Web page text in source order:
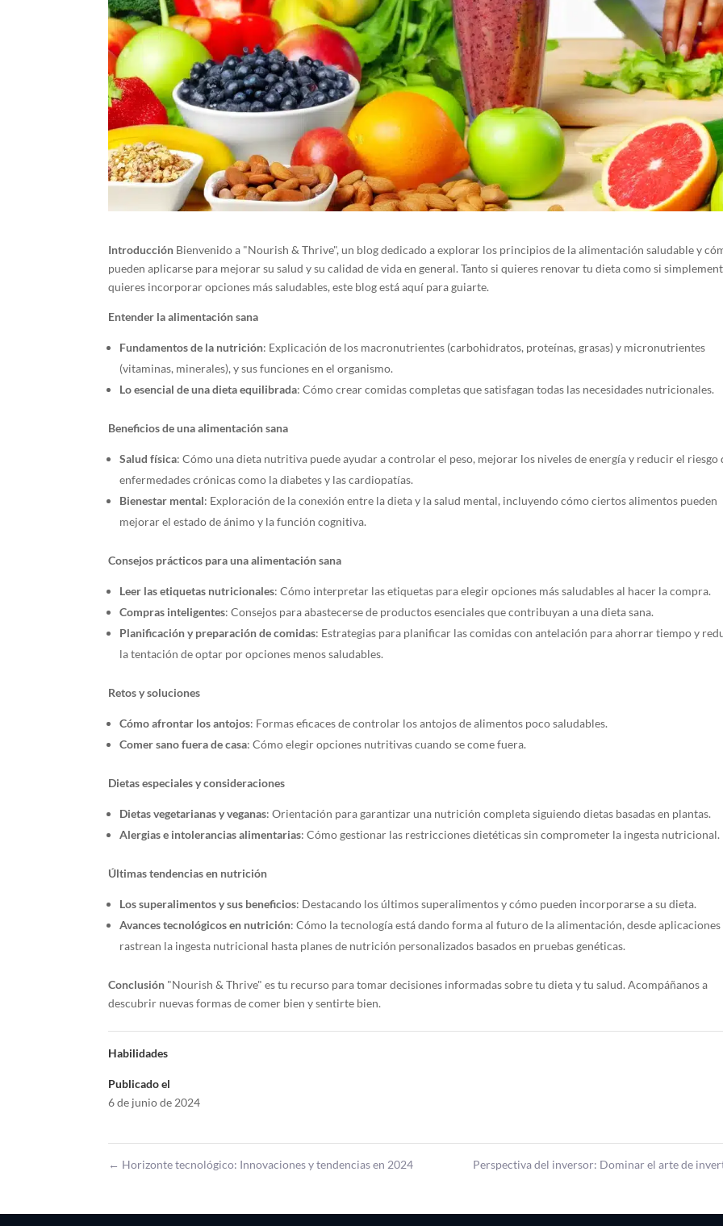
Introducción Bienvenido a "Nourish & Thrive", un blog dedicado a explorar los principios de la alimentación saludable y
pueden aplicarse para mejorar su salud y su calidad de vida en general. Tanto si quieres renovar tu dieta como si
quieres incorporar opciones más saludables, este blog está aquí para guiarte.
Entender la alimentación sana
Fundamentos de la nutrición: Explicación de los macronutrientes (carbohidratos, proteínas, grasas) y micronutrientes
(vitaminas, minerales), y sus funciones en el organismo.
Lo esencial de una dieta equilibrada: Cómo crear comidas completas que satisfagan todas las necesidades nutricionales.
Beneficios de una alimentación sana
Salud física: Cómo una dieta nutritiva puede ayudar a controlar el peso, mejorar los niveles de energía y reducir el riesgo
enfermedades crónicas como la diabetes y las cardiopatías.
Bienestar mental: Exploración de la conexión entre la dieta y la salud mental, incluyendo cómo ciertos alimentos pueden
mejorar el estado de ánimo y la función cognitiva.
Consejos prácticos para una alimentación sana
Leer las etiquetas nutricionales: Cómo interpretar las etiquetas para elegir opciones más saludables al hacer la compra.
Compras inteligentes: Consejos para abastecerse de productos esenciales que contribuyan a una dieta sana.
Planificación y preparación de comidas: Estrategias para planificar las comidas con antelación para ahorrar tiempo y
la tentación de optar por opciones menos saludables.
Retos y soluciones
Cómo afrontar los antojos: Formas eficaces de controlar los antojos de alimentos poco saludables.
Comer sano fuera de casa: Cómo elegir opciones nutritivas cuando se come fuera.
Dietas especiales y consideraciones
Dietas vegetarianas y veganas: Orientación para garantizar una nutrición completa siguiendo dietas basadas en plantas.
Alergias e intolerancias alimentarias: Cómo gestionar las restricciones dietéticas sin comprometer la ingesta nutricional.
Últimas tendencias en nutrición
Los superalimentos y sus beneficios: Destacando los últimos superalimentos y cómo pueden incorporarse a su dieta.
Avances tecnológicos en nutrición: Cómo la tecnología está dando forma al futuro de la alimentación, desde aplicaciones
rastrean la ingesta nutricional hasta planes de nutrición personalizados basados en pruebas genéticas.
Conclusión "Nourish & Thrive" es tu recurso para tomar decisiones informadas sobre tu dieta y tu salud. Acompáñanos a
descubrir nuevas formas de comer bien y sentirte bien.
Habilidades
Publicado el
6 de junio de 2024
← Horizonte tecnológico: Innovaciones y tendencias en 2024 Perspectiva del inversor: Dominar el arte de